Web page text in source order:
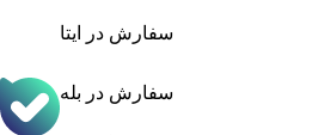
سفارش در ایتا
سفارش در بله